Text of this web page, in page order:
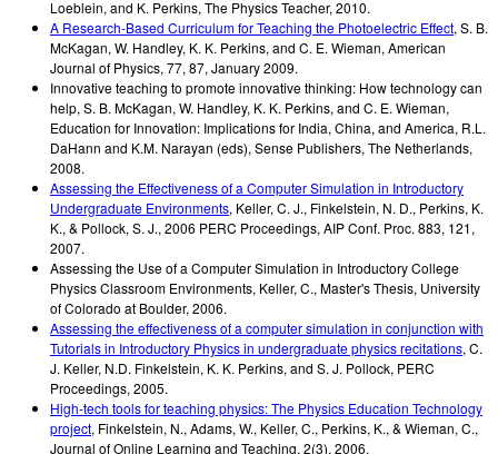
Loeblein, and K. Perkins, The Physics Teacher, 2010.
A Research-Based Curriculum for Teaching the Photoelectric Effect, S. B.
McKagan, W. Handley, K. K. Perkins, and C. E. Wieman, American
Journal of Physics, 77, 87, January 2009.
Innovative teaching to promote innovative thinking: How technology can
help, S. B. McKagan, W. Handley, K. K. Perkins, and C. E. Wieman,
Education for Innovation: Implications for India, China, and America, R.L.
DaHann and K.M. Narayan (eds), Sense Publishers, The Netherlands,
2008.
Assessing the Effectiveness of a Computer Simulation in Introductory
Undergraduate Environments, Keller, C. J., Finkelstein, N. D., Perkins, K.
K., & Pollock, S. J., 2006 PERC Proceedings, AIP Conf. Proc. 883, 121,
2007.
Assessing the Use of a Computer Simulation in Introductory College
Physics Classroom Environments, Keller, C., Master's Thesis, University
of Colorado at Boulder, 2006.
Assessing the effectiveness of a computer simulation in conjunction with
Tutorials in Introductory Physics in undergraduate physics recitations, C.
J. Keller, N.D. Finkelstein, K. K. Perkins, and S. J. Pollock, PERC
Proceedings, 2005.
High-tech tools for teaching physics: The Physics Education Technology
project, Finkelstein, N., Adams, W., Keller, C., Perkins, K., & Wieman, C.,
Journal of Online Learning and Teaching, 2(3), 2006.